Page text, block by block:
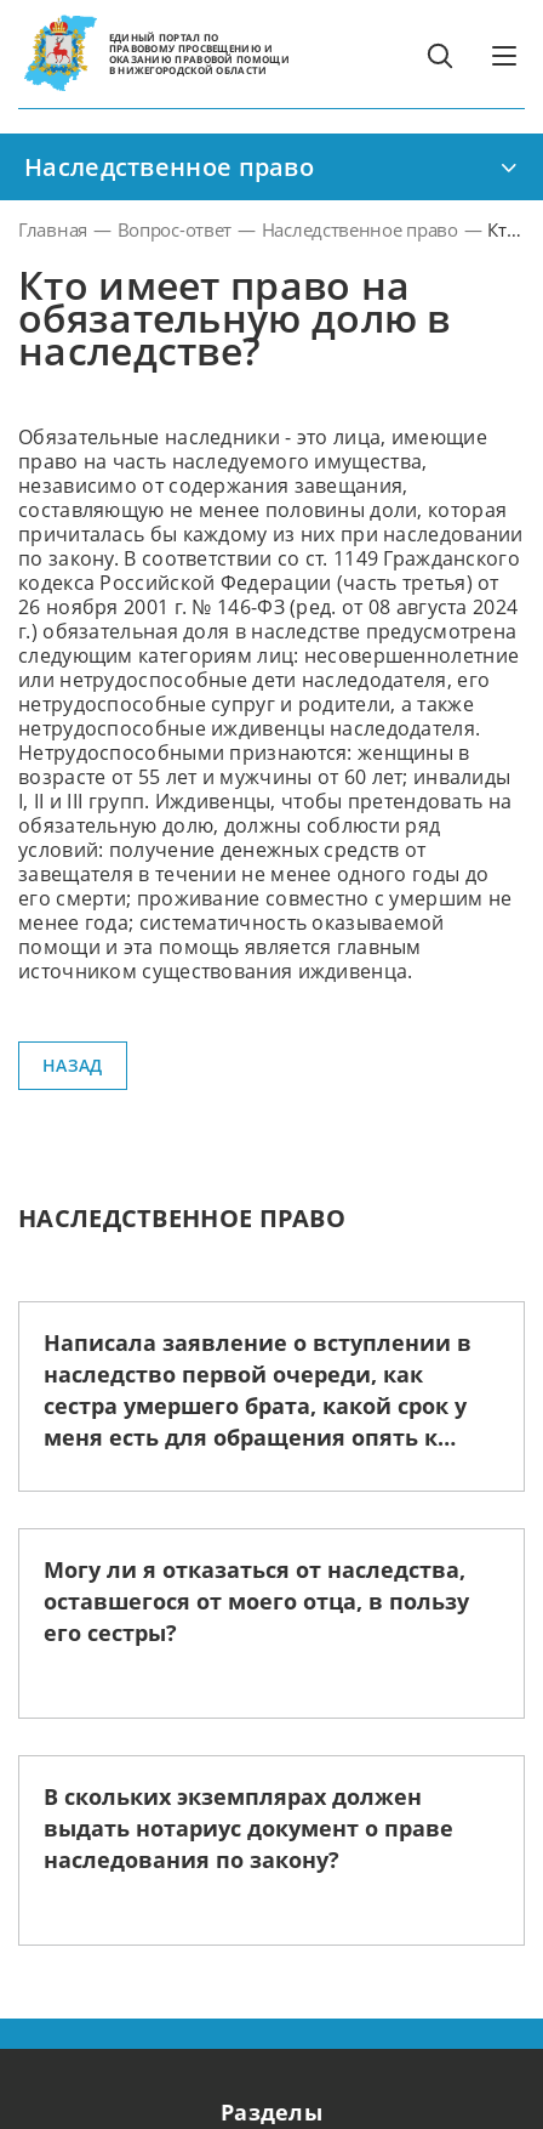
ЕДИНЫЙ ПОРТАЛ ПО
ПРАВОВОМУ ПРОСВЕЩЕНИЮ И
ОКАЗАНИЮ ПРАВОВОЙ ПОМОЩИ
В НИЖЕГОРОДСКОЙ ОБЛАСТИ
Наследственное право
Главная — Вопрос-ответ — Наследственное право — Кто
Кто имеет право на
обязательную долю в
наследстве?
Обязательные наследники - это лица, имеющие
право на часть наследуемого имущества,
независимо от содержания завещания,
составляющую не менее половины доли, которая
причиталась бы каждому из них при наследовании
по закону. В соответствии со ст. 1149 Гражданского
кодекса Российской Федерации (часть третья) от
26 ноября 2001 г. № 146-ФЗ (ред. от 08 августа 2024
г.) обязательная доля в наследстве предусмотрена
следующим категориям лиц: несовершеннолетние
или нетрудоспособные дети наследодателя, его
нетрудоспособные супруг и родители, а также
нетрудоспособные иждивенцы наследодателя.
Нетрудоспособными признаются: женщины в
возрасте от 55 лет и мужчины от 60 лет; инвалиды
I, II и III групп. Иждивенцы, чтобы претендовать на
обязательную долю, должны соблюсти ряд
условий: получение денежных средств от
завещателя в течении не менее одного годы до
его смерти; проживание совместно с умершим не
менее года; систематичность оказываемой
помощи и эта помощь является главным
источником существования иждивенца.
НАЗАД
НАСЛЕДСТВЕННОЕ ПРАВО
Написала заявление о вступлении в
наследство первой очереди, как
сестра умершего брата, какой срок у
меня есть для обращения опять к
оформления?
Могу ли я отказаться от наследства,
оставшегося от моего отца, в пользу
его сестры?
В скольких экземплярах должен
выдать нотариус документ о праве
наследования по закону?
Разделы